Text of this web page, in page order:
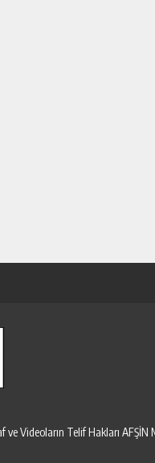
ve Videoların Telif Hakları